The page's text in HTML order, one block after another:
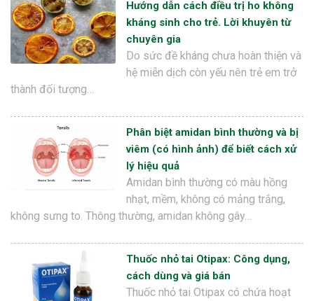
Hướng dẫn cách điều trị ho không
kháng sinh cho trẻ. Lời khuyên từ
chuyên gia
Do sức đề kháng chưa hoàn thiện và
hệ miễn dịch còn yếu nên trẻ em trở
thành đối tượng…
Phân biệt amidan bình thường và bị
viêm (có hình ảnh) để biết cách xử
lý hiệu quả
Amidan bình thường có màu hồng
nhạt, mềm, không có mảng trắng,
không sưng to. Thông thường, amidan không gây…
Thuốc nhỏ tai Otipax: Công dụng,
cách dùng và giá bán
Thuốc nhỏ tai Otipax có chứa hoạt